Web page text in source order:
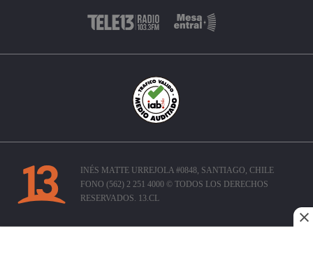
INÉS MATTE URREJOLA #0848, SANTIAGO, CHILE
FONO (562) 2 251 4000 © TODOS LOS DERECHOS
RESERVADOS. 13.CL